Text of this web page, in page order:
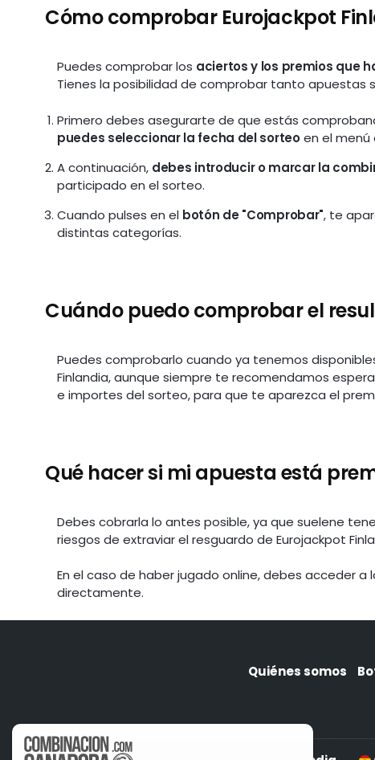
Cómo comprobar Eurojackpot
Puedes comprobar los aciertos y los premios que
Tienes la posibilidad de comprobar tanto apuestas
Primero debes asegurarte de que estás
puedes seleccionar la fecha del sorteoen el menú
A continuación, debes introducir o marcar la
participado en el sorteo.
Cuando pulses en el botón de "Comprobar", te
distintas categorías.
Cuándo puedo comprobar el
Puedes comprobarlo cuando ya tenemos
Finlandia, aunque siempre te recomendamos
e importes del sorteo, para que te aparezca el
Qué hacer si mi apuesta está
Debes cobrarla lo antes posible, ya que suelene
riesgos de extraviar el resguardo de Eurojackpot
En el caso de haber jugado online, debes acceder
directamente.
Quiénes somos